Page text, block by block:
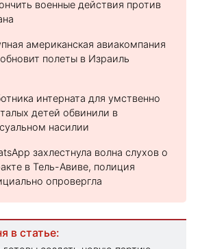
военные действия против
американская авиакомпания
полеты в Израиль
интерната для умственно
детей обвинили в
насилии
захлестнула волна слухов о
в Тель-Авиве, полиция
опровергла
в статье: